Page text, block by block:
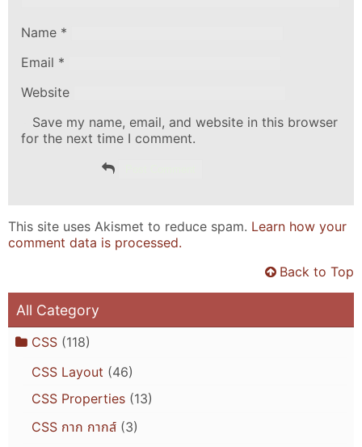
Name *
Email *
Website
Save my name, email, and website in this browser
for the next time I comment.
This site uses Akismet to reduce spam. Learn how your
comment data is processed.
Back to Top
All Category
CSS(118)
CSS Layout (46)
CSS Properties(13)
CSS กาก กากส์(3)